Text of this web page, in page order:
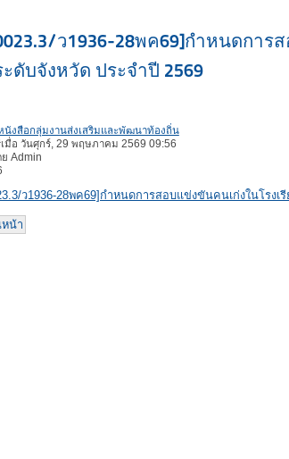
ว1936-28พค69]กำหนดการ
ดับจังหวัด ประจำปี 2569
นังสือกลุ่มงานส่งเสริมและพัฒนาท้องถิ่น
เมื่อ วันศุกร์, 29 พฤษภาคม 2569 09:56
ย Admin
ว1936-28พค69]กำหนดการสอบแข่งขันคนเก่งในโรง
น้า